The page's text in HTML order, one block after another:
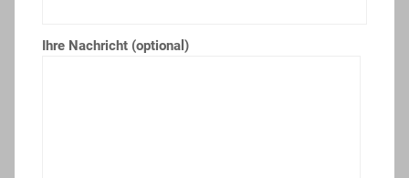
Ihre Nachricht (optional)